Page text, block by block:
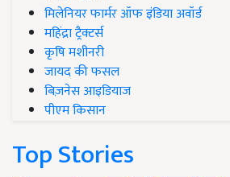
मिलेनियर फार्मर ऑफ इंडिया अवॉर्ड
महिंद्रा ट्रैक्टर्स
कृषि मशीनरी
जायद की फसल
बिज़नेस आइडियाज
पीएम किसान
Top Stories